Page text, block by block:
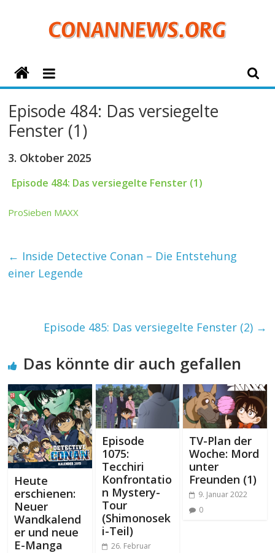
ConanNews.org
Conan
News
Episode 484: Das versiegelte
Fenster (1)
3. Oktober 2025
Episode 484: Das versiegelte Fenster (1)
ProSieben MAXX
← Inside Detective Conan – Die Entstehung
einer Legende
Episode 485: Das versiegelte Fenster (2) →
Das könnte dir auch gefallen
Heute
erschienen:
Neuer
Wandkalend
er und neue
E-Manga
Episode
1075:
Tecchiri
Konfrontatio
n Mystery-
Tour
(Shimonosek
i-Teil)
26. Februar
TV-Plan der
Woche: Mord
unter
Freunden (1)
9. Januar 2022
0